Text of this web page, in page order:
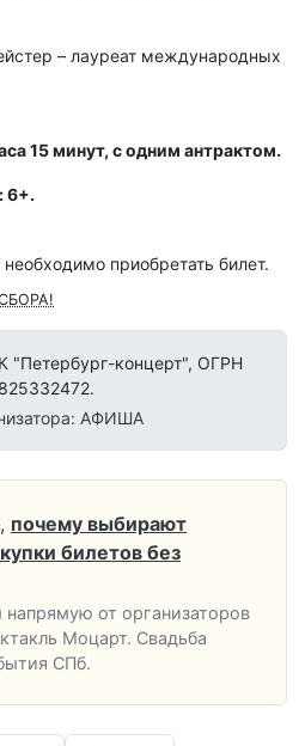
– лауреат международных
15 минут, с одним антрактом.
6+.
приобретать билет.
"Петербург-концерт", ОГРН
АФИША
почему выбирают
билетов без
от организаторов
Моцарт. Свадьба
СПб.